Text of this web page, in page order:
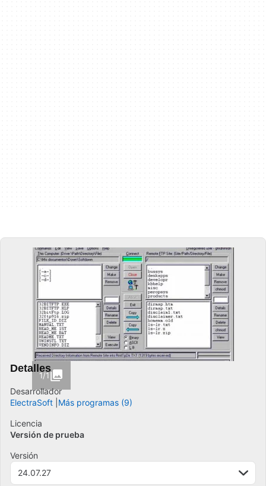
1/1
Detalles
Desarrollador
ElectraSoft Más programas (9)
Licencia
Versión de prueba
Versión
24.07.27